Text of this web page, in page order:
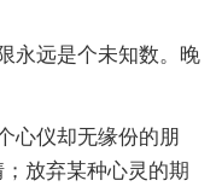
永远是个未知数。晚
心仪却无缘份的朋
放弃某种心灵的期